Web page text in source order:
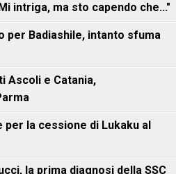
intriga, ma sto capendo che..."
per Badiashile, intanto sfuma
Ascoli e Catania,
per la cessione di Lukaku al
la prima diagnosi della SSC